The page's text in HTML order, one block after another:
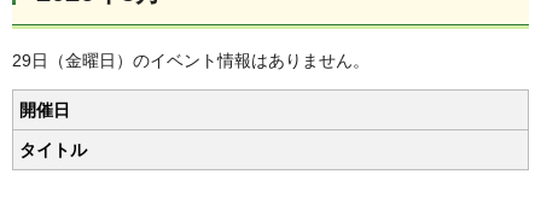
29日（金曜日）のイベント情報はありません。
開催日
タイトル